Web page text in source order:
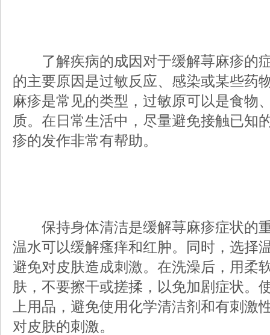
了解疾病的成因对于缓解荨麻疹的
的主要原因是过敏反应、感染或某些药
麻疹是常见的类型，过敏原可以是食物
质。在日常生活中，尽量避免接触已知
疹的发作非常有帮助。
保持身体清洁是缓解荨麻疹症状的
温水可以缓解瘙痒和红肿。同时，选择
避免对皮肤造成刺激。在洗澡后，用柔
肤，不要擦干或搓揉，以免加剧症状。
上用品，避免使用化学清洁剂和有刺激
对皮肤的刺激。